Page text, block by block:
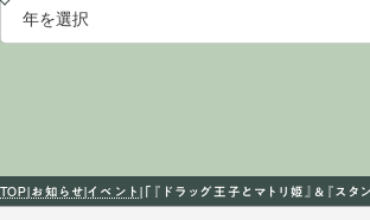
TOP お知らせイベント 「『ドラッグ王子とマトリ姫』＆『